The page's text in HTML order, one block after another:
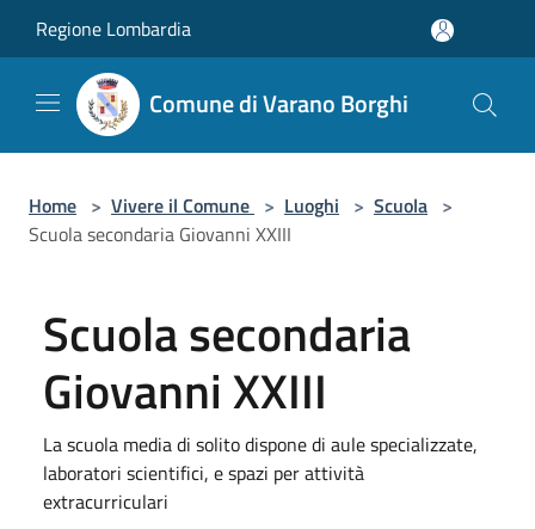
Regione Lombardia
Comune di Varano Borghi
Home > Vivere il Comune > Luoghi > Scuola >
Scuola secondaria Giovanni XXIII
Scuola secondaria
Giovanni XXIII
La scuola media di solito dispone di aule specializzate,
laboratori scientifici, e spazi per attività
extracurriculari